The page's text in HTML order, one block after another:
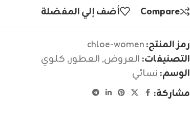
Compare أضف إلي المفضلة
رمز المنتج:chloe-women
التصنيفات: العروض, العطور, كلوي
الوسم: نسائي
مشاركة: